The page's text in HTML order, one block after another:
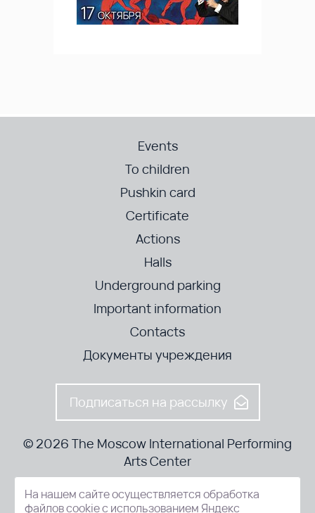
Events
To children
Pushkin card
Certificate
Actions
Halls
Underground parking
Important information
Contacts
Документы учреждения
Подписаться на рассылку
© 2026 The Moscow International Performing
Arts Center
52-8, Kosmodamianskaya nab., Moscow, 115054, Russia
На нашем сайте осуществляется обработка
файлов cookie с использованием Яндекс